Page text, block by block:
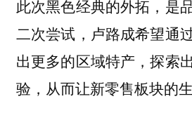
此次黑色经典的外拓，是
二次尝试，卢路成希望通
出更多的区域特产，探索
验，从而让新零售板块的